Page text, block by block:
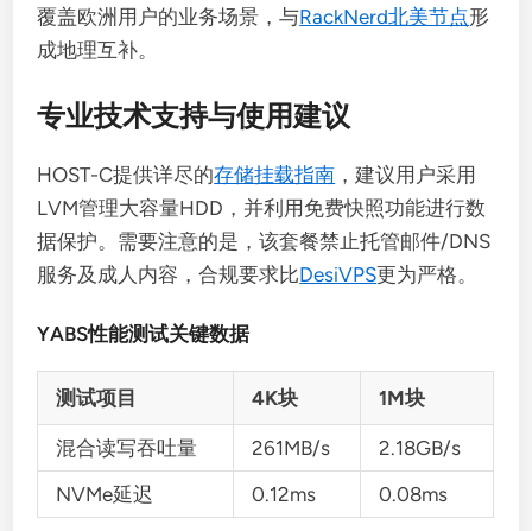
覆盖欧洲用户的业务场景，与RackNerd北美节点形
成地理互补。
专业技术支持与使用建议
HOST-C提供详尽的存储挂载指南 ，建议用户采用
LVM管理大容量HDD，并利用免费快照功能进行数
据保护。需要注意的是，该套餐禁止托管邮件/DNS
服务及成人内容，合规要求比DesiVPS更为严格。
YABS性能测试关键数据
测试项目 4K块 1M块
混合读写吞吐量 261MB/s
2.18GB/s
NVMe延迟
0.12ms 0.08ms